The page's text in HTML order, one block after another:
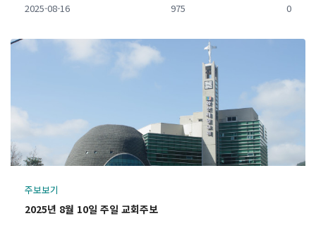
2025-08-16 975 0
주보보기
2025년 8월 10일 주일 교회주보